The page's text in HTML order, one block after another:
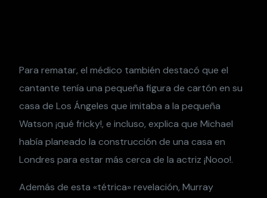
Para rematar, el médico también destacó que el
cantante tenía una pequeña figura de cartón en su
casa de Los Ángeles que imitaba a la pequeña
Watson ¡qué fricky!, e incluso, explica que Michael
había planeado la construcción de una casa en
Londres para estar más cerca de la actriz ¡Nooo!.
Además de esta «tétrica» revelación, Murray